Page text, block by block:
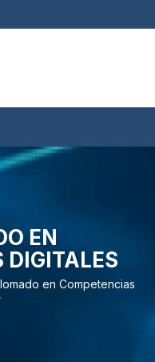
EN
DIGITALES
en Competencias